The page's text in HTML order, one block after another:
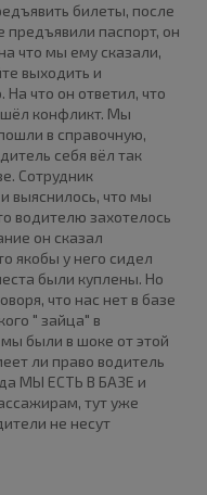
билеты, после
предъявили паспорт, он
что мы ему сказали,
выходить и
На что он ответил, что
конфликт. Мы
в справочную,
себя вёл так
Сотрудник
выяснилось, что мы
водителю захотелось
он сказал
якобы у него сидел
были куплены. Но
что нас нет в базе
" зайца" в
были в шоке от этой
ли право водитель
МЫ ЕСТЬ В БАЗЕ и
тут уже
не несут